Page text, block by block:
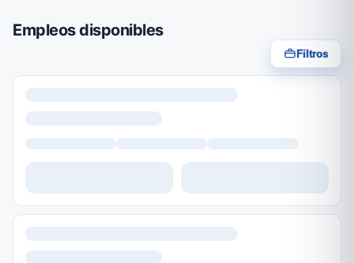
Empleos disponibles
Filtros